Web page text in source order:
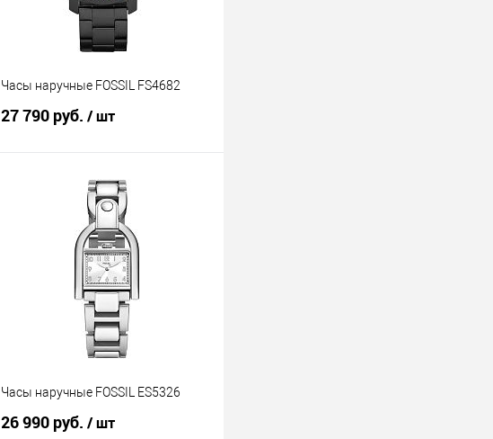
Часы наручные FOSSIL FS4682
27 790 руб. / шт
В корзину
Купить в 1 клик
В избранное
Часы наручные FOSSIL ES5326
26 990 руб. / шт